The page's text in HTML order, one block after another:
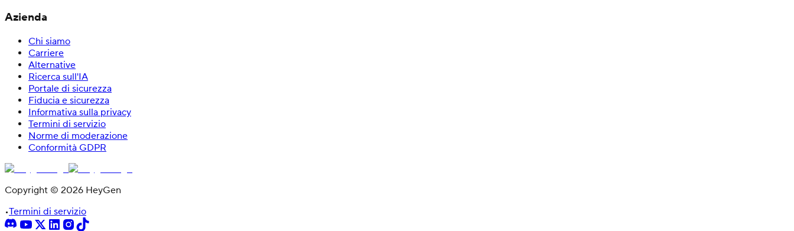
Azienda
Chi siamo
Carriere
Alternative
Ricerca sull'IA
Portale di sicurezza
Fiducia e sicurezza
Informativa sulla privacy
Termini di servizio
Norme di moderazione
Conformità GDPR
Copyright © 2026 HeyGen
•Termini di servizio